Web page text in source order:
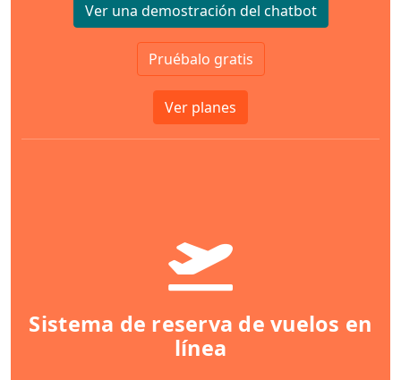
Ver una demostración del chatbot
Pruébalo gratis
Ver planes
Sistema de reserva de vuelos en
línea